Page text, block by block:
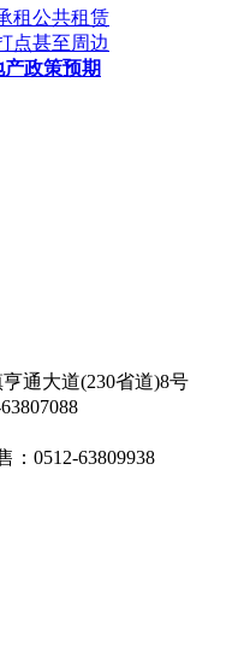
租公共租赁
点甚至周边
政策预期
通大道(230省道)8号
：0512-63809938